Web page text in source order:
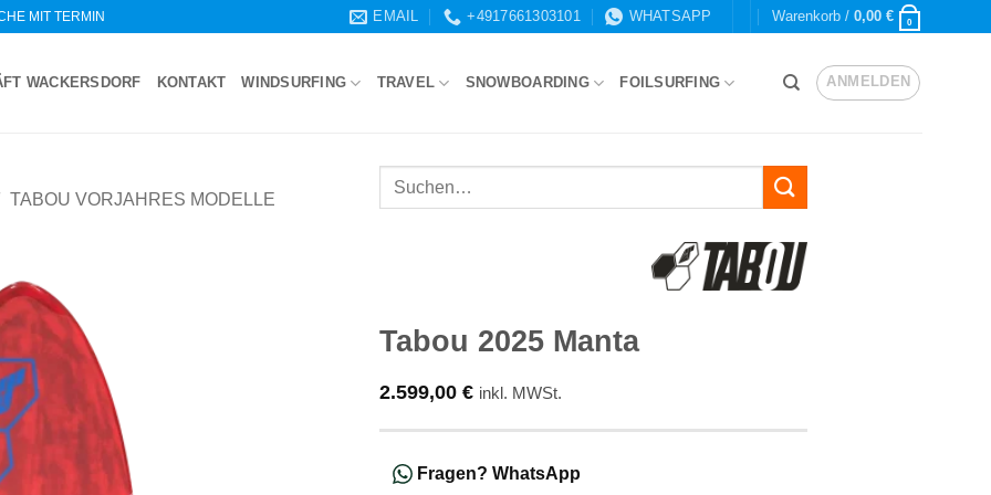
MIT TERMIN EMAIL +4917661303101 WHATSAPP Warenkorb / 0,00 € 0
WACKERSDORF KONTAKT WINDSURFING TRAVEL SNOWBOARDING FOILSURFING ANMELDEN
TABOU VORJAHRES MODELLE
Suchen
Tabou 2025 Manta
2.599,00€ inkl. MWSt.
Fragen? WhatsApp